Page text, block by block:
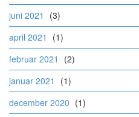
juni 2021
(3)
april 2021
(1)
februar 2021
(2)
januar 2021
(1)
december 2020 (1)